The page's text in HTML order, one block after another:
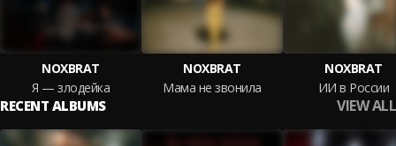
NOXBRAT
Я — злодейка
NOXBRAT
Мама не звонила
NOXBRAT
ИИ в России
RECENT ALBUMS VIEW ALL